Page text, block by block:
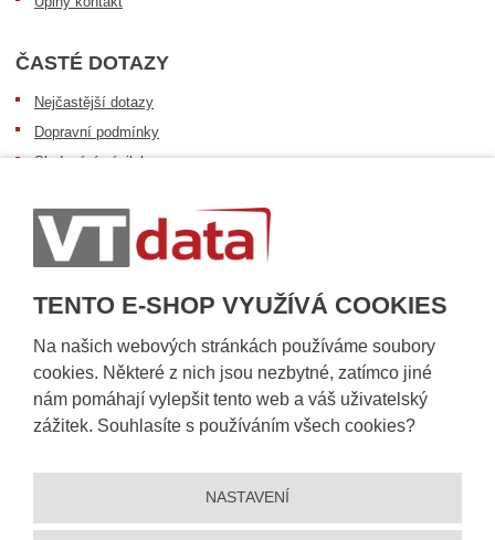
TENTO E-SHOP VYUŽÍVÁ COOKIES
Na našich webových stránkách používáme soubory
cookies. Některé z nich jsou nezbytné, zatímco jiné
nám pomáhají vylepšit tento web a váš uživatelský
zážitek. Souhlasíte s používáním všech cookies?
NASTAVENÍ
ČASTÉ DOTAZY
Nejčastější dotazy
Dopravní podmínky
Sledování zásilek
Informace k dostupnosti zboží
Obecné informace
Prohlášení o přístupnosti |Ochrana osobních údajů |Mapa stránek ||